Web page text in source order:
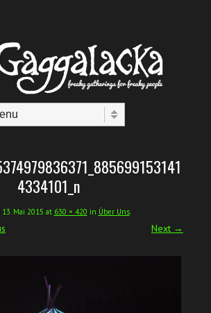
4334101_n
13. Mai 2015 at 630 × 420 in Über Uns.
Next →